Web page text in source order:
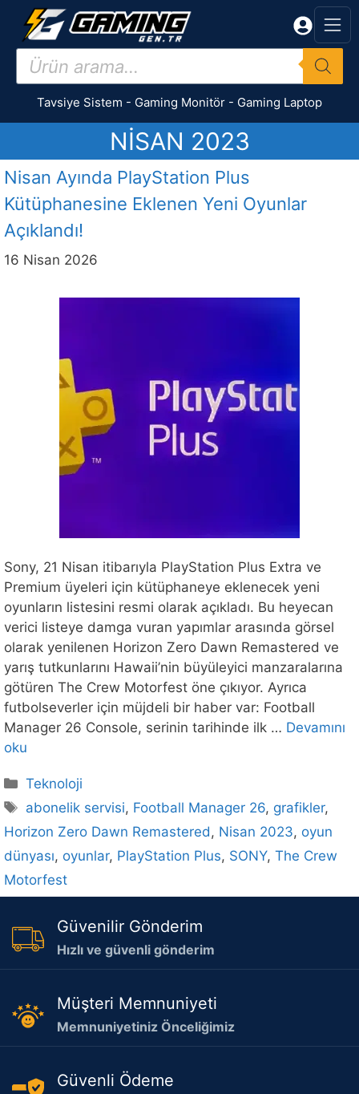
İçeriğe
Products
search
Tavsiye Sistem - Gaming Monitör - Gaming Laptop
NISAN 2023
Nisan Ayında PlayStation Plus
Kütüphanesine Eklenen Yeni Oyunlar
Açıklandı!
16 Nisan 2026
Sony, 21 Nisan itibarıyla PlayStation Plus Extra ve
Premium üyeleri için kütüphaneye eklenecek yeni
oyunların listesini resmi olarak açıkladı. Bu heyecan
verici listeye damga vuran yapımlar arasında görsel
olarak yenilenen Horizon Zero Dawn Remastered ve
yarış tutkunlarını Hawaii’nin büyüleyici manzaralarına
götüren The Crew Motorfest öne çıkıyor. Ayrıca
futbolseverler için müjdeli bir haber var: Football
Manager 26 Console, serinin tarihinde ilk … Devamını
oku
Kategoriler
Teknoloji
Etiketler
abonelik servisi, Football Manager 26, grafikler,
Horizon Zero Dawn Remastered, Nisan 2023, oyun
dünyası, oyunlar, PlayStation Plus, SONY, The Crew
Motorfest
Güvenilir Gönderim
Hızlı ve güvenli gönderim
Müşteri Memnuniyeti
Memnuniyetiniz Önceliğimiz
Güvenli Ödeme